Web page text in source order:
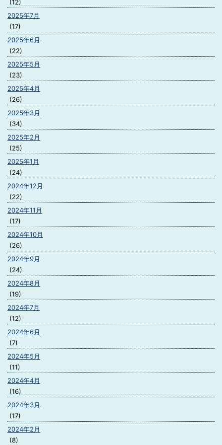
(12)
2025年7月
(17)
2025年6月
(22)
2025年5月
(23)
2025年4月
(26)
2025年3月
(34)
2025年2月
(25)
2025年1月
(24)
2024年12月
(22)
2024年11月
(17)
2024年10月
(26)
2024年9月
(24)
2024年8月
(19)
2024年7月
(12)
2024年6月
(7)
2024年5月
(11)
2024年4月
(16)
2024年3月
(17)
2024年2月
(8)